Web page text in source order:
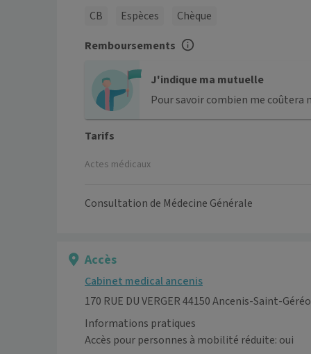
CB
Espèces
Chèque
Remboursements
J'indique ma mutuelle
Pour savoir combien me coûtera
Tarifs
Actes médicaux
Consultation de Médecine Générale
Accès
Cabinet medical ancenis
170 RUE DU VERGER 44150 Ancenis-Saint-
Informations pratiques
Accès pour personnes à mobilité réduite: oui